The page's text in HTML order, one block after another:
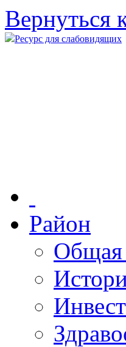
Вернуться
Ресурс для слабовидящих
Район
Общая